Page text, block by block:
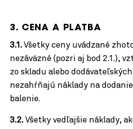
3. CENA A PLATBA
3.1. Všetky ceny uvádzané
nezáväzné (pozri aj bod 2.1.),
zo skladu alebo dodávateľských
nezahŕňajú náklady na
balenie.
3.2. Všetky vedľajšie náklady,